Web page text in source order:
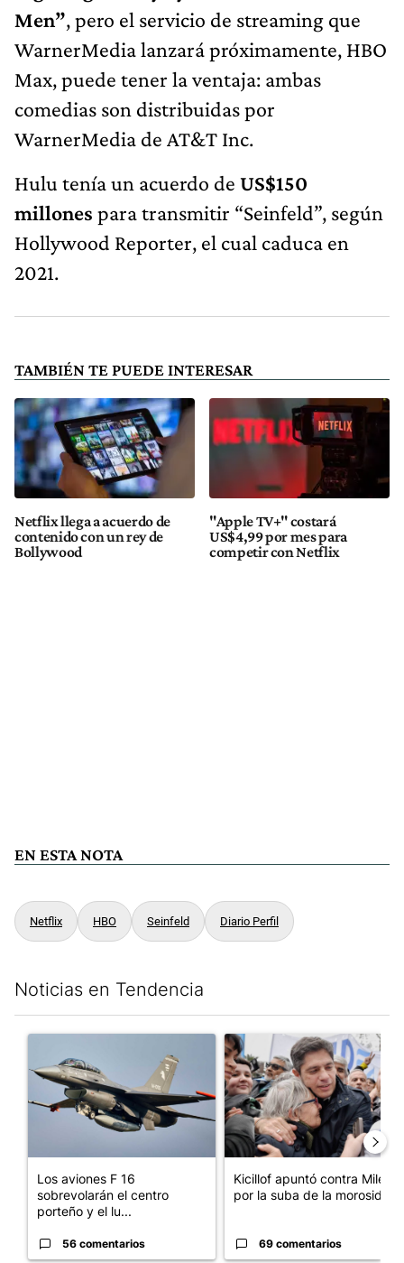
Men”, pero el servicio de streaming que
WarnerMedia lanzará próximamente, HBO
Max, puede tener la ventaja: ambas
comedias son distribuidas por
WarnerMedia de AT&T Inc.
Hulu tenía un acuerdo de US$150
millones para transmitir “Seinfeld”, según
Hollywood Reporter, el cual caduca en
2021.
TAMBIÉN TE PUEDE INTERESAR
Netflix llega a acuerdo de
contenido con un rey de
Bollywood
"Apple TV+" costará
US$4,99 por mes para
competir con Netflix
EN ESTA NOTA
Netflix HBO Seinfeld Diario Perfil
Noticias en Tendencia
Un artículo de tendencia con el título "Los aviones F 16
Los aviones F 16
sobrevolarán el centro
porteño y el lu...
56 comentarios
Un artículo de tendencia con
Kicillof apuntó contra Milei
por la suba de la morosida...
69 comentarios